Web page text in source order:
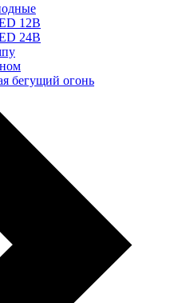
12В
24В
бегущий огонь